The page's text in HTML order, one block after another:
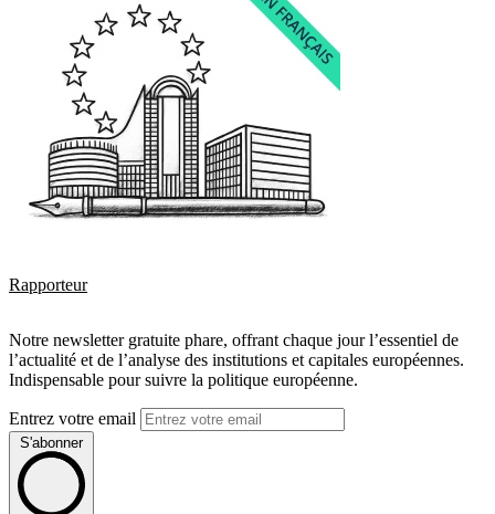
Rapporteur
Notre newsletter gratuite phare, offrant chaque jour l’essentiel de
l’actualité et de l’analyse des institutions et capitales européennes.
Indispensable pour suivre la politique européenne.
Entrez votre email
S'abonner